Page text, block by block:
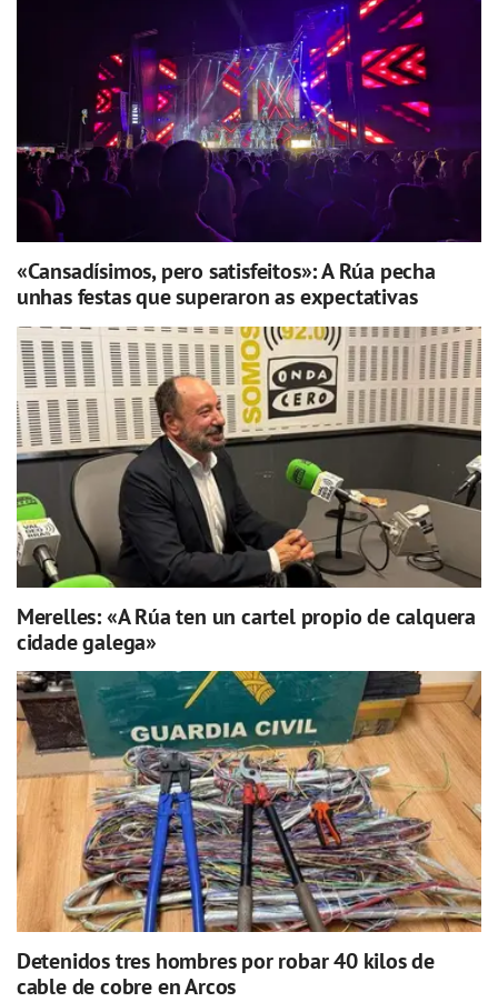
«Cansadísimos, pero satisfeitos»: A Rúa pecha
unhas festas que superaron as expectativas
Merelles: «A Rúa ten un cartel propio de calquera
cidade galega»
Detenidos tres hombres por robar 40 kilos de
cable de cobre en Arcos